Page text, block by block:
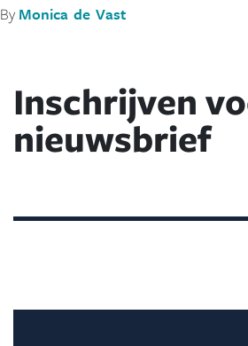
By Monica de Vast
Inschrijven
nieuwsbrief